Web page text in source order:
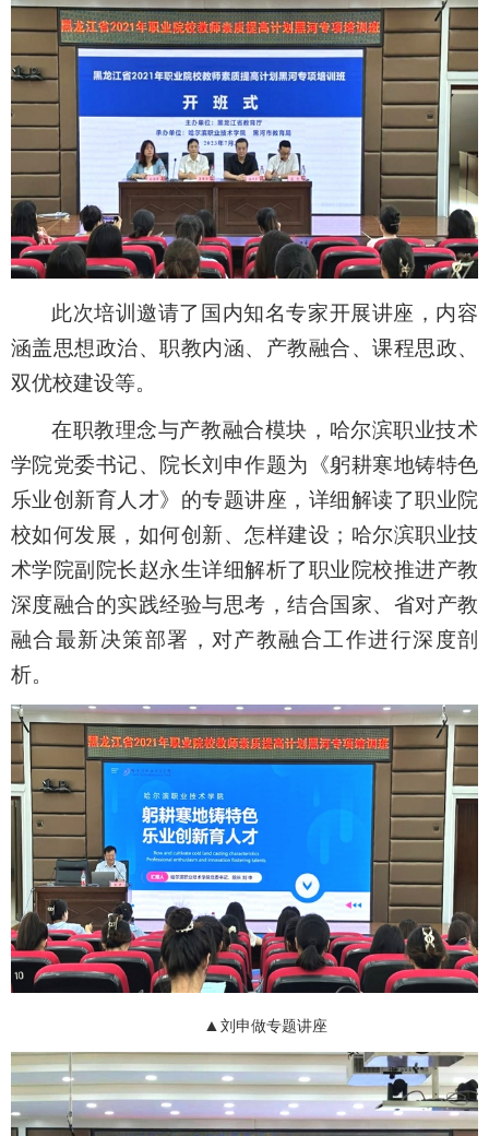
此次培训邀请了国内知名专家开展讲座，内容
涵盖思想政治、职教内涵、产教融合、课程思政、
双优校建设等。
在职教理念与产教融合模块， 哈尔滨职业技术
学院党委书记、院长刘申作题为《躬耕寒地铸特色
乐业创新育人才》的专题讲座，详细解读了职业院
校如何发展，如何创新、怎样建设；哈尔滨职业技
术学院副院长赵永生详细解析了职业院校推进产教
深度融合的实践经验与思考，结合国家、省对产教
融合最新决策部署，对产教融合工作进行深度剖
析。
▲ 刘申做专题讲座